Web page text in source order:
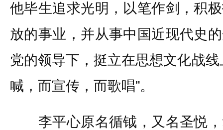
他毕生追求光明，以笔作剑，积
放的事业，并从事中国近现代史
党的领导下，挺立在思想文化战
喊，而宣传，而歌唱”。
李平心原名循钺，又名圣悦，